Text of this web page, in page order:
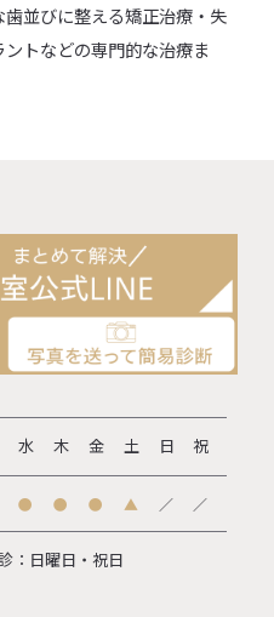
並びに整える矯正治療・失
トなどの専門的な治療ま
水 木 金 土 日 祝
● ● ● ▲ ／ ／
：日曜日・祝日